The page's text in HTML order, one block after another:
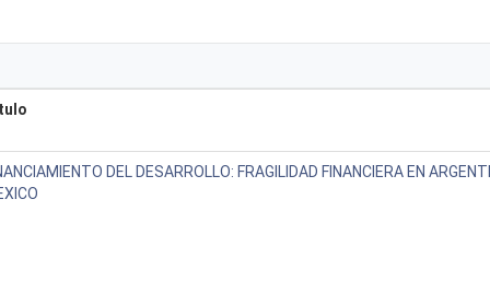
DEL DESARROLLO: FRAGILIDAD FINANCIERA EN